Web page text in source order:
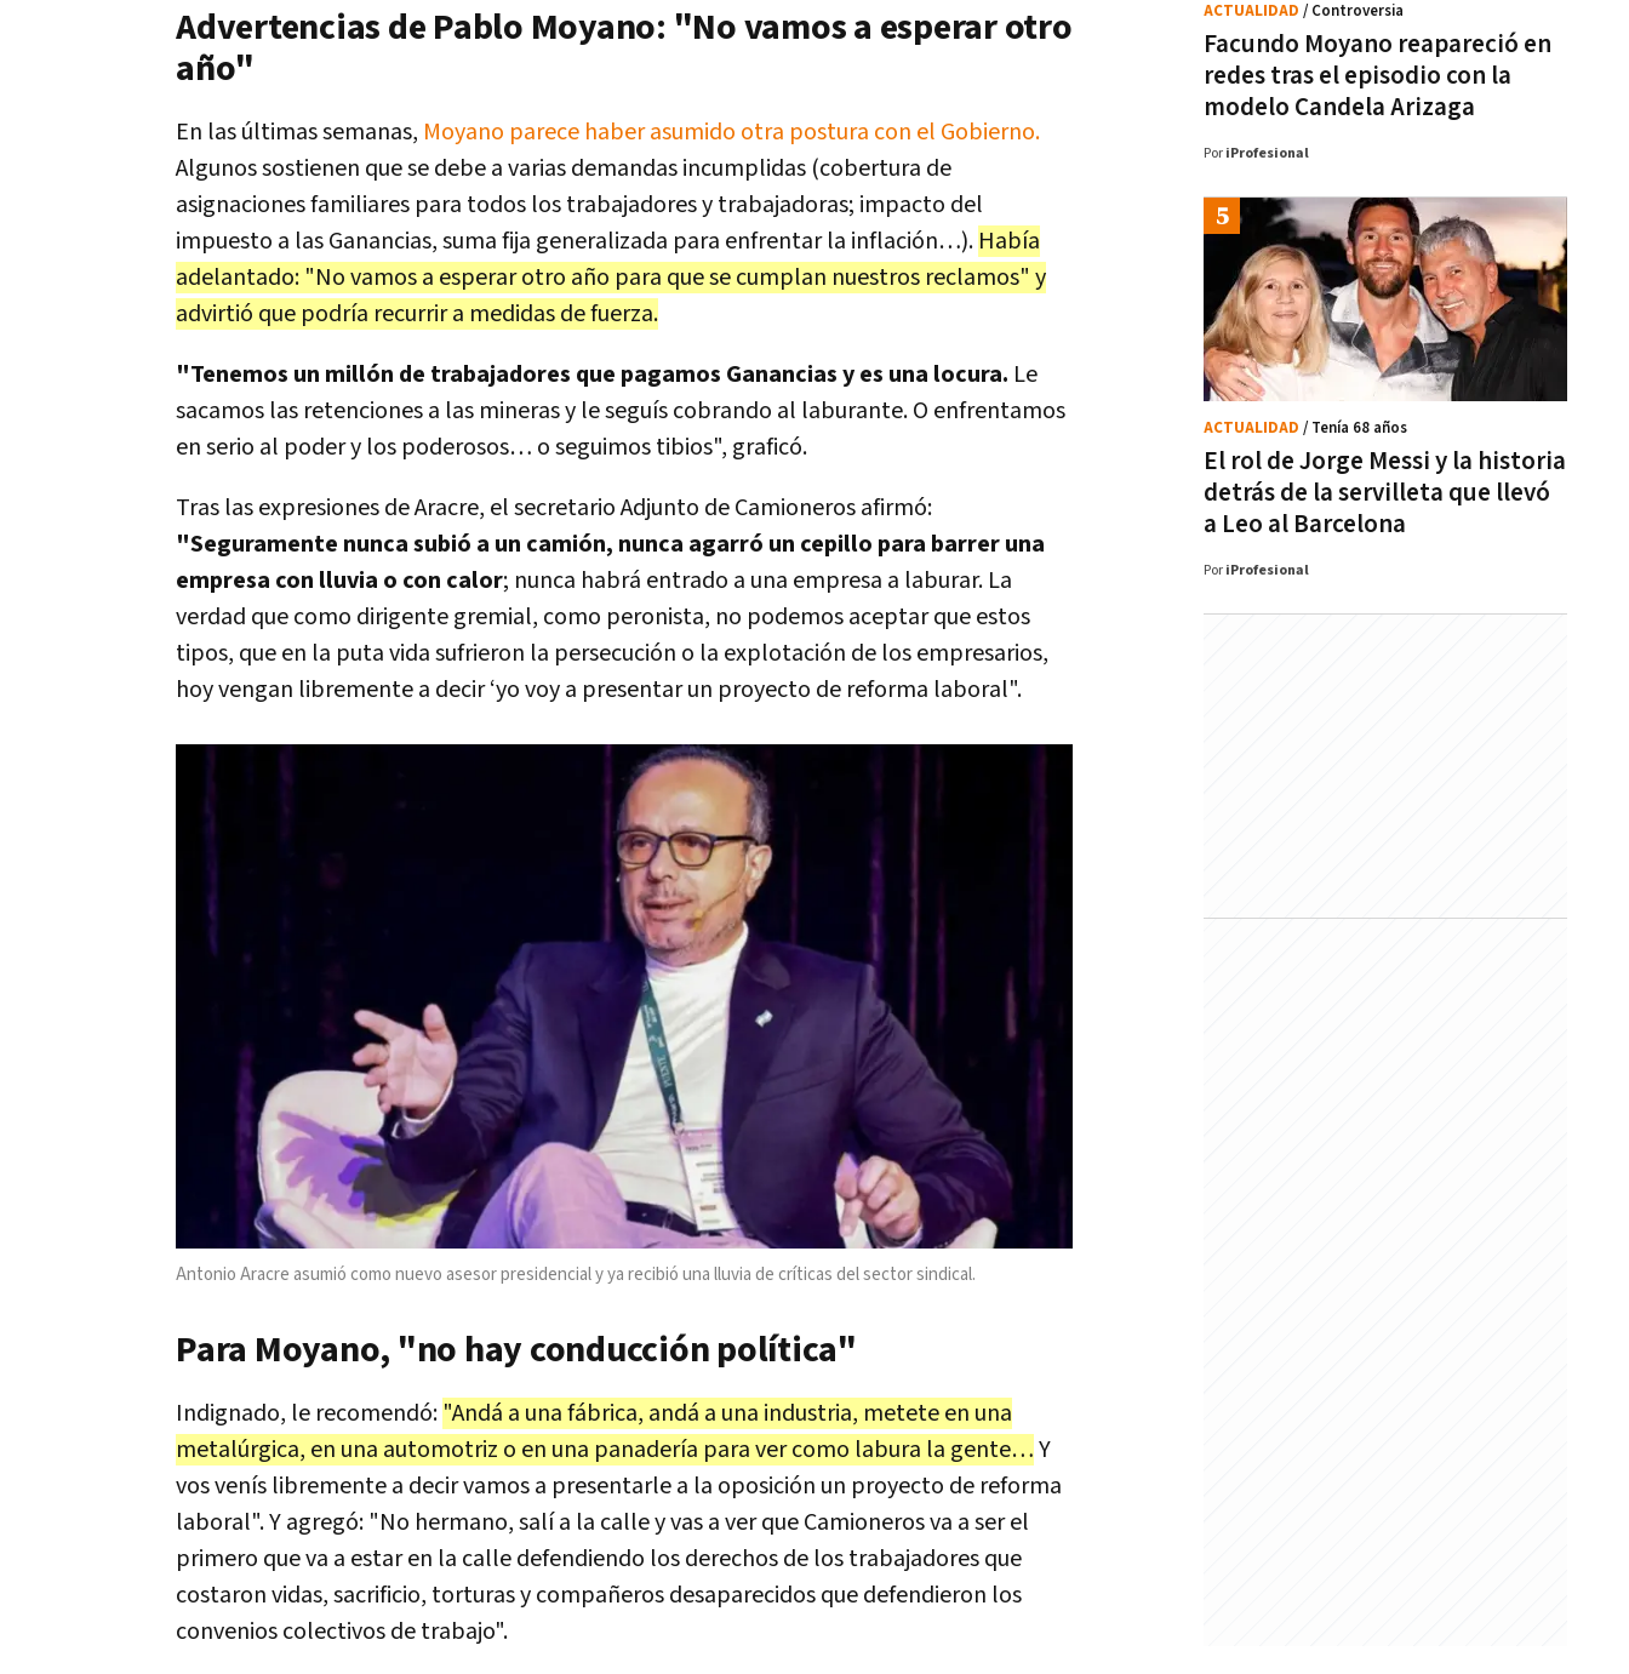
Advertencias de Pablo Moyano: "No vamos a esperar otro
año"
En las últimas semanas, Moyano parece haber asumido otra postura con el Gobierno.
Algunos sostienen que se debe a varias demandas incumplidas (cobertura de
asignaciones familiares para todos los trabajadores y trabajadoras; impacto del
impuesto a las Ganancias, suma fija generalizada para enfrentar la inflación…). Había
adelantado: "No vamos a esperar otro año para que se cumplan nuestros reclamos" y
advirtió que podría recurrir a medidas de fuerza.
"Tenemos un millón de trabajadores que pagamos Ganancias y es una locura. Le
sacamos las retenciones a las mineras y le seguís cobrando al laburante. O enfrentamos
en serio al poder y los poderosos… o seguimos tibios", graficó.
Tras las expresiones de Aracre, el secretario Adjunto de Camioneros afirmó:
"Seguramente nunca subió a un camión, nunca agarró un cepillo para barrer una
empresa con lluvia o con calor; nunca habrá entrado a una empresa a laburar. La
verdad que como dirigente gremial, como peronista, no podemos aceptar que estos
tipos, que en la puta vida sufrieron la persecución o la explotación de los empresarios,
hoy vengan libremente a decir ‘yo voy a presentar un proyecto de reforma laboral".
Antonio Aracre asumió como nuevo asesor presidencial y ya recibió una lluvia de críticas del sector sindical.
Para Moyano, "no hay conducción política"
Indignado, le recomendó: "Andá a una fábrica, andá a una industria, metete en una
metalúrgica, en una automotriz o en una panadería para ver como labura la gente…Y
vos venís libremente a decir vamos a presentarle a la oposición un proyecto de reforma
laboral". Y agregó: "No hermano, salí a la calle y vas a ver que Camioneros va a ser el
primero que va a estar en la calle defendiendo los derechos de los trabajadores que
costaron vidas, sacrificio, torturas y compañeros desaparecidos que defendieron los
convenios colectivos de trabajo".
Facundo Moyano reapareció en
redes tras el episodio con la
modelo Candela Arizaga
ACTUALIDAD / Controversia
Por iProfesional
El rol de Jorge Messi y la historia
detrás de la servilleta que llevó
a Leo al Barcelona
ACTUALIDAD / Tenía 68 años
Por iProfesional